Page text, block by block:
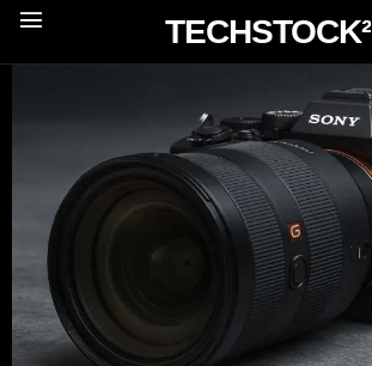
TECHSTOCK²